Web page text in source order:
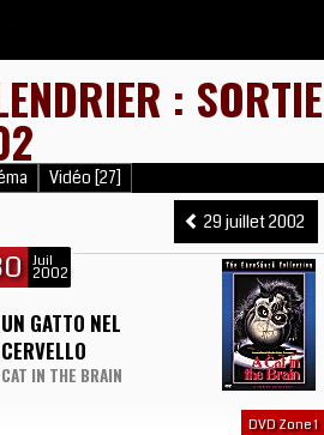
:
Vidéo [27]
29 juillet 2002
Juil
2002
UN GATTO NEL
CERVELLO
CAT IN THE BRAIN
DVD Zone 1